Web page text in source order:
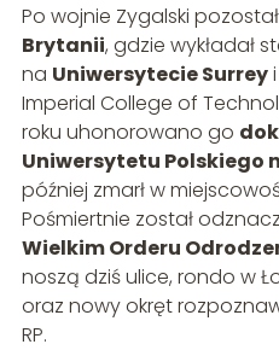
Po wojnie Zygalski
Brytanii, gdzie wykładał
na Uniwersytecie Surreyi
Imperial College of
roku uhonorowano go
Uniwersytetu Polskiego
później zmarł w
Pośmiertnie został
Wielkim Orderu
noszą dziś ulice, rondo w
oraz nowy okręt
RP.